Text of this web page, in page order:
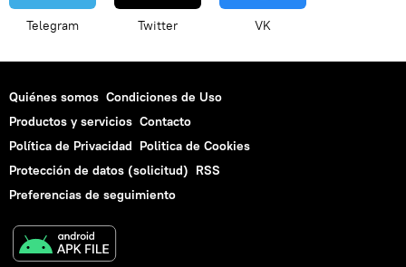
Telegram Twitter VK
Quiénes somos Condiciones de Uso
Productos y servicios Contacto
Política de Privacidad Politica de Cookies
Protección de datos (solicitud) RSS
Preferencias de seguimiento